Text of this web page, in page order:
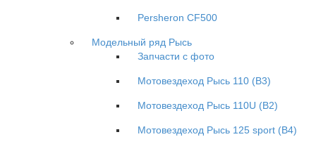
Persheron CF500
Модельный ряд Рысь
Запчасти с фото
Мотовездеход Рысь 110 (B3)
Мотовездеход Рысь 110U (B2)
Мотовездеход Рысь 125 sport (B4)